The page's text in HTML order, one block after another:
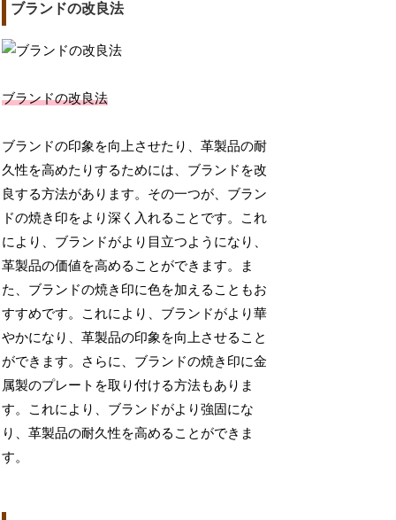
ブランドの改良法
ブランドの改良法
ブランドの印象を向上させたり、革製品の耐
久性を高めたりするためには、ブランドを改
良する方法があります。その一つが、ブラン
ドの焼き印をより深く入れることです。これ
により、ブランドがより目立つようになり、
革製品の価値を高めることができます。ま
た、ブランドの焼き印に色を加えることもお
すすめです。これにより、ブランドがより華
やかになり、革製品の印象を向上させること
ができます。さらに、ブランドの焼き印に金
属製のプレートを取り付ける方法もありま
す。これにより、ブランドがより強固にな
り、革製品の耐久性を高めることができま
す。